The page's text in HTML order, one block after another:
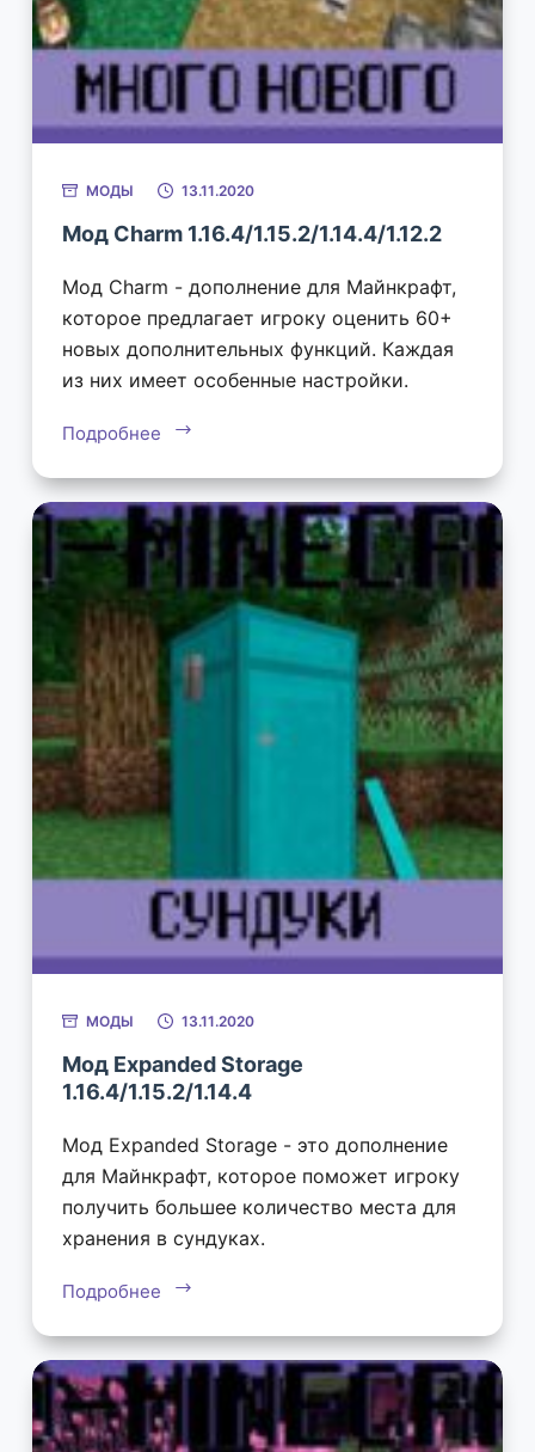
МОДЫ 13.11.2020
Мод Charm 1.16.4/1.15.2/1.14.4/1.12.2
Мод Charm - дополнение для Майнкрафт,
которое предлагает игроку оценить 60+
новых дополнительных функций. Каждая
из них имеет особенные настройки.
Подробнее
МОДЫ 13.11.2020
Мод Expanded Storage
1.16.4/1.15.2/1.14.4
Мод Expanded Storage - это дополнение
для Майнкрафт, которое поможет игроку
получить большее количество места для
хранения в сундуках.
Подробнее